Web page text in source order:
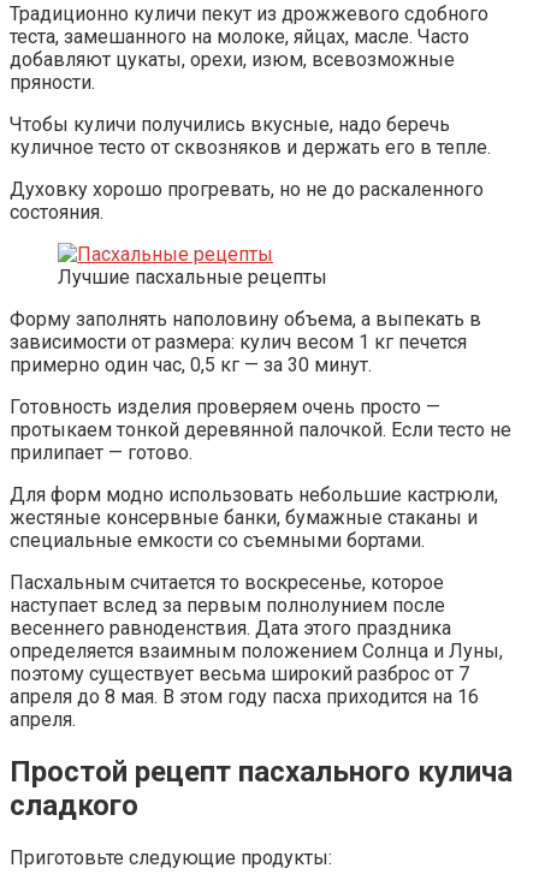
Традиционно куличи пекут из дрожжевого сдобного
теста, замешанного на молоке, яйцах, масле. Часто
добавляют цукаты, орехи, изюм, всевозможные
пряности.
Чтобы куличи получились вкусные, надо беречь
куличное тесто от сквозняков и держать его в тепле.
Духовку хорошо прогревать, но не до раскаленного
состояния.
Лучшие пасхальные рецепты
Форму заполнять наполовину объема, а выпекать в
зависимости от размера: кулич весом 1 кг печется
примерно один час, 0,5 кг — за 30 минут.
Готовность изделия проверяем очень просто —
протыкаем тонкой деревянной палочкой. Если тесто не
прилипает — готово.
Для форм модно использовать небольшие кастрюли,
жестяные консервные банки, бумажные стаканы и
специальные емкости со съемными бортами.
Пасхальным считается то воскресенье, которое
наступает вслед за первым полнолунием после
весеннего равноденствия. Дата этого праздника
определяется взаимным положением Солнца и Луны,
поэтому существует весьма широкий разброс от 7
апреля до 8 мая. В этом году пасха приходится на 16
апреля.
Простой рецепт пасхального кулича
сладкого
Приготовьте следующие продукты: